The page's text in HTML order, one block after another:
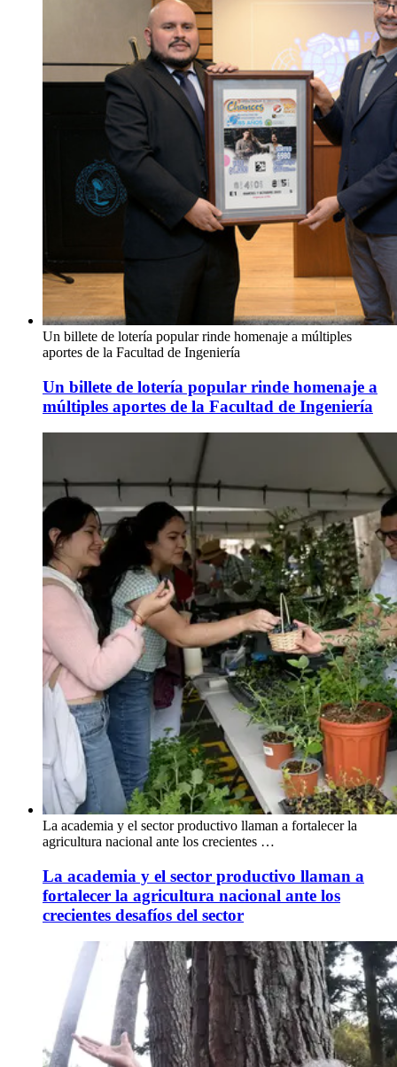
Un billete de lotería popular rinde homenaje a múltiples
aportes de la Facultad de Ingeniería
Un billete de lotería popular rinde homenaje a
múltiples aportes de la Facultad de Ingeniería
La academia y el sector productivo llaman a fortalecer la
agricultura nacional ante los crecientes …
La academia y el sector productivo llaman a
fortalecer la agricultura nacional ante los
crecientes desafíos del sector